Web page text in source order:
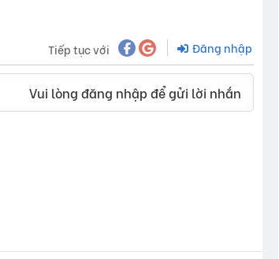
Tiếp tục với Đăng nhập
Vui lòng đăng nhập để gửi lời nhắn